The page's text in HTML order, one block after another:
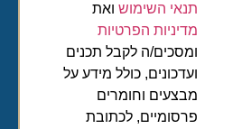
תנאי השימושואת
מדיניות הפרטיות
ומסכים/ה לקבל תכנים
ועדכונים, כולל מידע על
מבצעים וחומרים
פרסומיים, לכתובת